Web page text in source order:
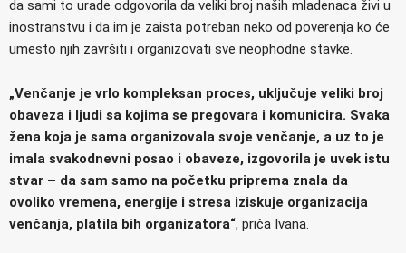
da sami to urade odgovorila da veliki broj naših mladenaca živi u
inostranstvu i da im je zaista potreban neko od poverenja ko će
umesto njih završiti i organizovati sve neophodne stavke.
„Venčanje je vrlo kompleksan proces, uključuje veliki broj
obaveza i ljudi sa kojima se pregovara i komunicira. Svaka
žena koja je sama organizovala svoje venčanje, a uz to je
imala svakodnevni posao i obaveze, izgovorila je uvek istu
stvar – da sam samo na početku priprema znala da
ovoliko vremena, energije i stresa iziskuje organizacija
venčanja, platila bih organizatora“, priča Ivana.